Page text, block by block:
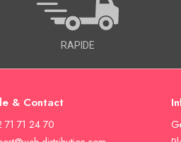
RAPIDE
& Contact
71 71 24 70